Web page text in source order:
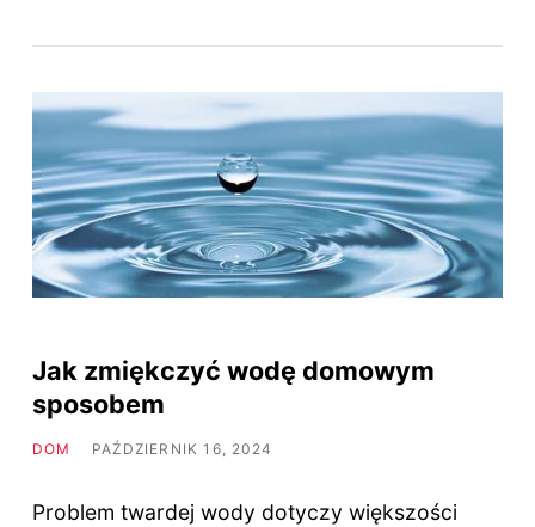
Jak zmiękczyć wodę domowym
sposobem
DOM PAŹDZIERNIK 16, 2024
Problem twardej wody dotyczy większości